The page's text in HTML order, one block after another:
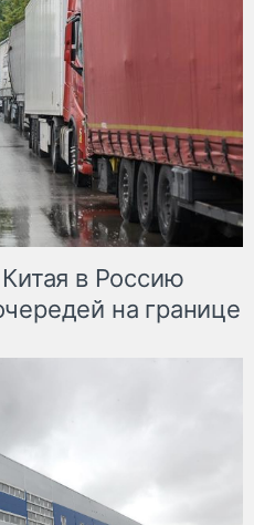
в Россию
на границе